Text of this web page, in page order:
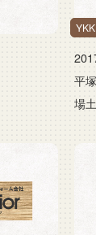
平
場